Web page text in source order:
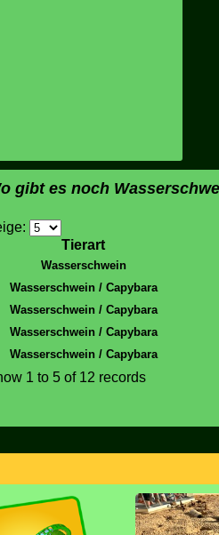
gibt es noch
Tierart
Wasserschwein
Wasserschwein / Capybara
Wasserschwein / Capybara
Wasserschwein / Capybara
Wasserschwein / Capybara
1 to 5of 12 records